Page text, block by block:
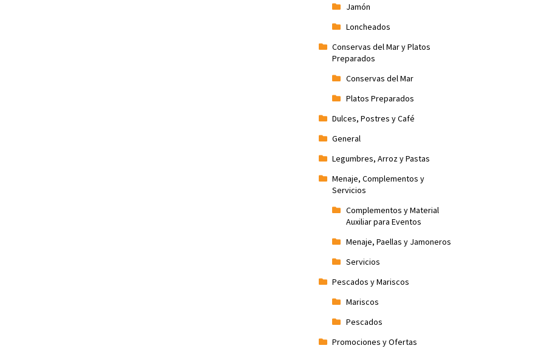
Jamón
Loncheados
Conservas del Mar y Platos
Preparados
Conservas del Mar
Platos Preparados
Dulces, Postres y Café
General
Legumbres, Arroz y Pastas
Menaje, Complementos y
Servicios
Complementos y Material
Auxiliar para Eventos
Menaje, Paellas y Jamoneros
Servicios
Pescados y Mariscos
Mariscos
Pescados
Promociones y Ofertas